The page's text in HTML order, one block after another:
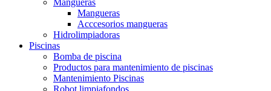
Mangueras
Acccesorios mangueras
Hidrolimpiadoras
Piscinas
Bomba de piscina
Productos para mantenimiento de piscinas
Mantenimiento Piscinas
Robot limpiafondos